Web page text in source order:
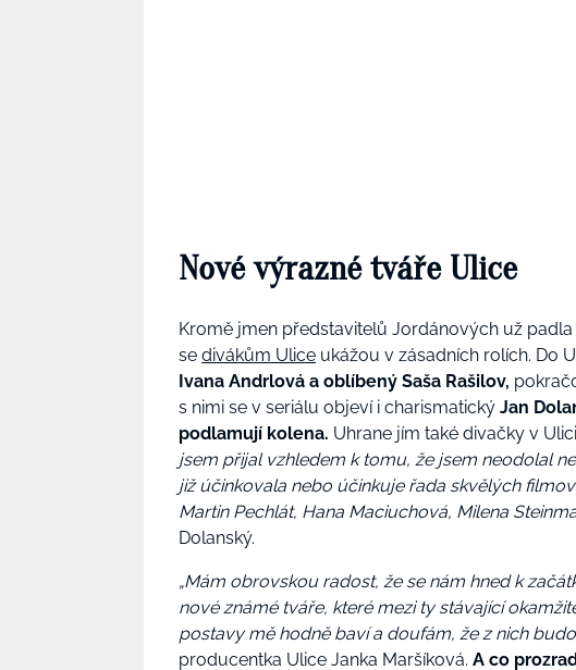
Nové výrazné tváře Ulice
Kromě jmen představitelů Jordánových už
se divákům Ulice ukážou v zásadních rolích. Do
Ivana Andrlová a oblíbený Saša Rašilov,
s nimi se v seriálu objeví i charismatický Jan
podlamují kolena. Uhrane jím také divačky v
jsem přijal vzhledem k tomu, že jsem neodolal
již účinkovala nebo účinkuje řada skvělých
Martin Pechlát, Hana Maciuchová, Milena
Dolanský.
„Mám obrovskou radost, že se nám hned k
nové známé tváře, které mezi ty stávající
postavy mě hodně baví a doufám, že z nich
producentka Ulice Janka Maršíková. A co